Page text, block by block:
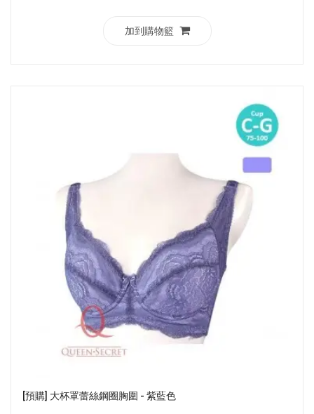
加到購物籃
[預購] 大杯罩蕾絲鋼圈胸圍 - 紫藍色